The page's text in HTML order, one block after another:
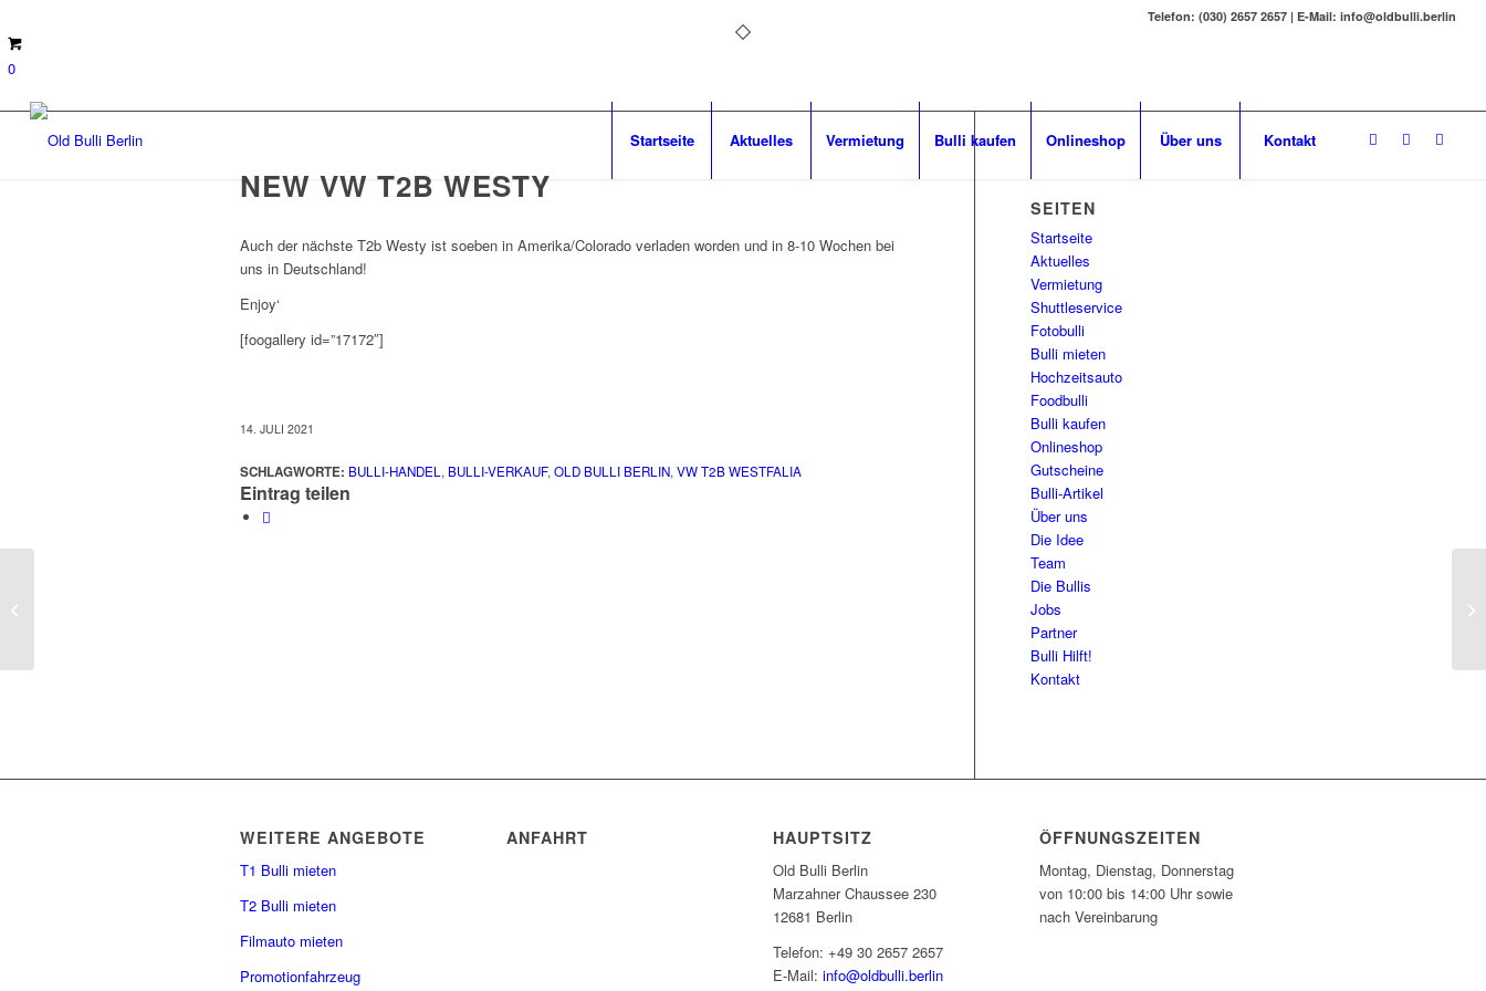
Telefon: (030) 2657 2657 | E-Mail: info@oldbulli.berlin
0
Startseite Aktuelles Vermietung Bulli kaufen Onlineshop Über uns Kontakt
NEW VW T2B WESTY
Auch der nächste T2b Westy ist soeben in Amerika/Colorado verladen worden und in 8-10 Wochen bei
uns in Deutschland!
Enjoy‘
[foogallery id=”17172″]
14. JULI 2021
SCHLAGWORTE: BULLI-HANDEL, BULLI-VERKAUF,OLD BULLI BERLIN,VW T2B WESTFALIA
Eintrag teilen
SEITEN
Startseite
Aktuelles
Vermietung
Shuttleservice
Fotobulli
Bulli mieten
Hochzeitsauto
Foodbulli
Bulli kaufen
Onlineshop
Gutscheine
Bulli-Artikel
Über uns
Die Idee
Team
Die Bullis
Jobs
Partner
Bulli Hilft!
Kontakt
WEITERE ANGEBOTE
T1 Bulli mieten
T2 Bulli mieten
Filmauto mieten
Promotionfahrzeug
ANFAHRT HAUPTSITZ
Old Bulli Berlin
Marzahner Chaussee 230
12681 Berlin
Telefon: +49 30 2657 2657
E-Mail:info@oldbulli.berlin
ÖFFNUNGSZEITEN
Montag, Dienstag, Donnerstag
von 10:00 bis 14:00 Uhr sowie
nach Vereinbarung